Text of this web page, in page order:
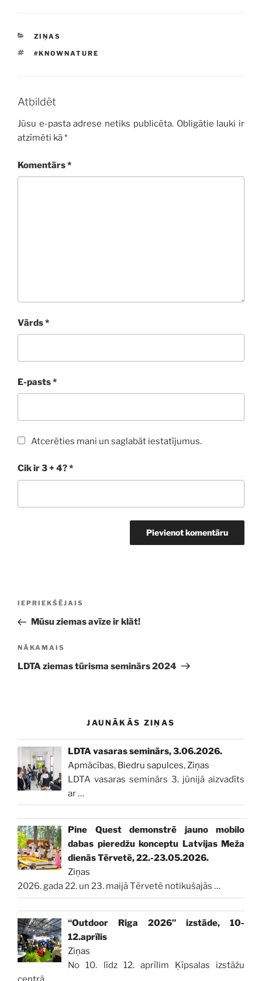
KATEGORIJAS
ZIŅAS
BIRKAS
#KNOWNATURE
Atbildēt
Jūsu e-pasta adrese netiks publicēta. Obligātie lauki ir
atzīmēti kā*
Komentārs*
Vārds*
E-pasts*
Atcerēties mani un saglabāt iestatījumus.
Cik ir 3 + 4?*
Iepriekšējā
ziņa:
IEPRIEKŠĒJAIS
Mūsu ziemas avīze ir klāt!
Nākamā
ziņa
NĀKAMAIS
LDTA ziemas tūrisma seminārs 2024
JAUNĀKĀS ZIŅAS
LDTA vasaras seminārs, 3.06.2026.
Apmācības, Biedru sapulces,Ziņas
LDTA vasaras seminārs 3. jūnijā aizvadīts
ar…
Pine Quest demonstrē jauno mobilo
dabas pieredžu konceptu Latvijas Meža
dienās Tērvetē, 22.-23.05.2026.
Ziņas
2026. gada 22. un 23. maijā Tērvetē notikušajās …
“Outdoor Riga 2026” izstāde, 10-
12.aprīlis
Ziņas
No 10. līdz 12. aprīlim Ķīpsalas izstāžu